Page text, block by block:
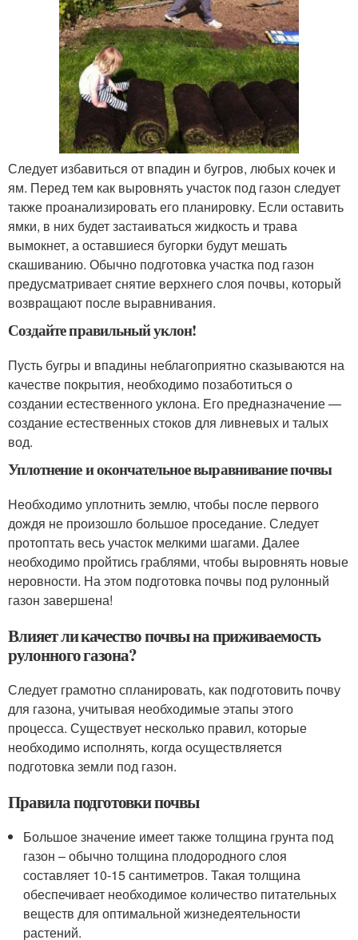
Следует избавиться от впадин и бугров, любых кочек и
ям. Перед тем как выровнять участок под газон следует
также проанализировать его планировку. Если оставить
ямки, в них будет застаиваться жидкость и трава
вымокнет, а оставшиеся бугорки будут мешать
скашиванию. Обычно подготовка участка под газон
предусматривает снятие верхнего слоя почвы, который
возвращают после выравнивания.
Создайте правильный уклон!
Пусть бугры и впадины неблагоприятно сказываются на
качестве покрытия, необходимо позаботиться о
создании естественного уклона. Его предназначение —
создание естественных стоков для ливневых и талых
вод.
Уплотнение и окончательное выравнивание почвы
Необходимо уплотнить землю, чтобы после первого
дождя не произошло большое проседание. Следует
протоптать весь участок мелкими шагами. Далее
необходимо пройтись граблями, чтобы выровнять новые
неровности. На этом подготовка почвы под рулонный
газон завершена!
Влияет ли качество почвы на приживаемость
рулонного газона?
Следует грамотно спланировать, как подготовить почву
для газона, учитывая необходимые этапы этого
процесса. Существует несколько правил, которые
необходимо исполнять, когда осуществляется
подготовка земли под газон.
Правила подготовки почвы
Большое значение имеет также толщина грунта под
газон – обычно толщина плодородного слоя
составляет 10-15 сантиметров. Такая толщина
обеспечивает необходимое количество питательных
веществ для оптимальной жизнедеятельности
растений.